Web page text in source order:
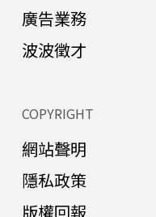
廣告業務
波波徵才
COPYRIGHT
網站聲明
隱私政策
版權回報